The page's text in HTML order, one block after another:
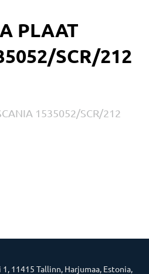
PLAAT
SCR/212
1535052/SCR/212
11415 Tallinn, Harjumaa, Estonia,